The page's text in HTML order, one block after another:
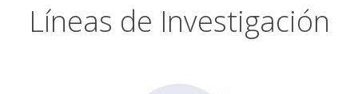
Líneas de Investigación